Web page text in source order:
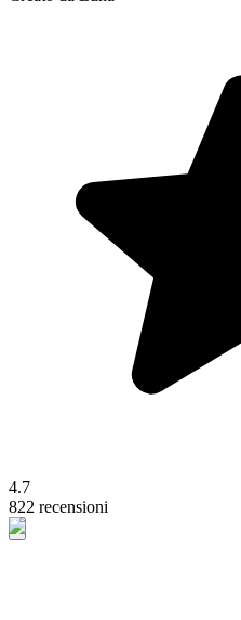
4.7
822 recensioni